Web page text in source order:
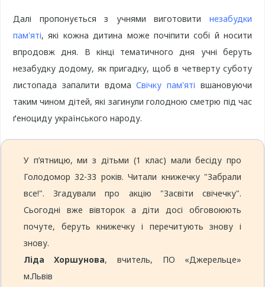
Далі пропонується з учнями виготовити незабудки
пам'яті, які кожна дитина може почіпити собі й носити
впродовж дня. В кінці тематичного дня учні беруть
незабудку додому, як пригадку, щоб в четверту суботу
листопада запалити вдомаСвічку пам'яті вшановуючи
таким чином дітей, які загинули голодною сметрю під час
ґеноциду українського народу.
У п’ятницю, ми з дітьми (1 клас) мали бесіду про
Голодомор 32-33 років. Читали книжечку "Забрали
все!". Згадували про акцію "Засвіти свічечку".
Сьогодні вже вівторок а діти досі обговоюють
почуте, беруть книжечку і перечитують знову і
знову.
Ліда Хоршунова, вчитель, ПО «Джерельце»
м.Львів